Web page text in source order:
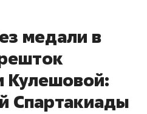
медали в
Кулешовой:
Спартакиады